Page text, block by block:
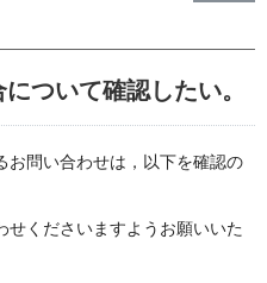
ついて確認したい。
お問い合わせは，以下を確認の
せくださいますようお願いいた